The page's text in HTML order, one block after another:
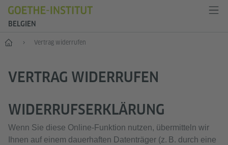
BELGIEN
Start Vertrag widerrufen
VERTRAG WIDERRUFEN
WIDERRUFSERKLÄRUNG
Wenn Sie diese Online‑Funktion nutzen, übermitteln wir
Ihnen auf einem dauerhaften Datenträger (z. B. durch eine